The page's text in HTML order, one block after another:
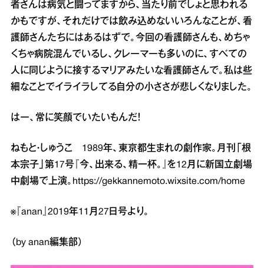
者さんは病気と闘ってますから、当たり前でしょと思われる
かもですが、それだけでは飲み込めないいろんなことが、看
護師さんたちにはあるはずで。今回の看護師さんも、めちゃ
くちゃ病院混んでいるし、クレーマーも多いのに、すべての
人に同じように接するマリアみたいな看護師さんで。私は些
細なことでイライラしてる自分の小ささが悲しくなりました。
はー、常に笑顔でいたいもんだ！
ねもと・しゅうこ 1989年、東京都生まれの劇作家。月刊「根
本宗子」第17号『今、出来る、精一杯。』を12月に新国立劇場
中劇場で上演。 https://gekkannemoto.wixsite.com/home
※『anan』2019年11月27日号より。
（by anan編集部）